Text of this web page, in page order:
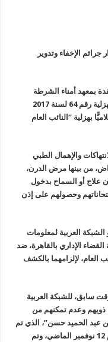
الإخفاء وتدوير
بمعهد أمناء الشرطة
بطره، مد أجل الحكم على 304 أشخاص، في الهزلية رقم 64 لسنة 2017
بهزلية “النائب العام
والإهمال الطبي
من بينها مرض الدرن،
أو السماح بدخول
وحصولهم على إذن
العربية لمعلومات
الإداري بالقاهرة، ضد
العام، لإلزامهما بالكشف
سابق، للشبكة العربية
ذويهم وعدم تمكنهم من
عبد الحميد حسن”، الذي تم
اقتحام منزله بمنطقة حدائق المعادي مساء يوم 12 نوفمبر الماضي، وتم